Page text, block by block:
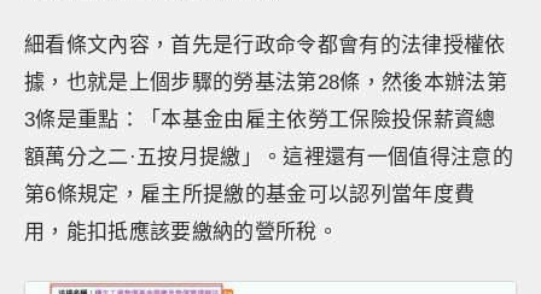
細看條文內容，首先是行政命令都會有的法律授權依
據，也就是上個步驟的勞基法第28條，然後本辦法第
3條是重點：「本基金由雇主依勞工保險投保薪資總
額萬分之二·五按月提繳」。這裡還有一個值得注意的
第6條規定，雇主所提繳的基金可以認列當年度費
用，能扣抵應該要繳納的營所稅。